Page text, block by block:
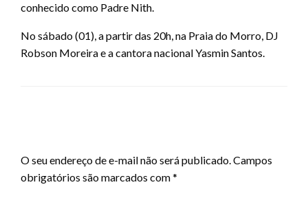
conhecido como Padre Nith.
No sábado (01), a partir das 20h, na Praia do Morro, DJ
Robson Moreira e a cantora nacional Yasmin Santos.
O seu endereço de e-mail não será publicado.Campos
obrigatórios são marcados com*